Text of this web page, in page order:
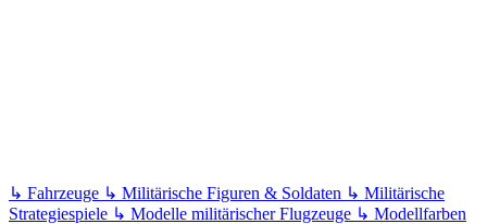
↳ Fahrzeuge ↳ Militärische Figuren & Soldaten ↳ Militärische
Strategiespiele ↳ Modelle militärischer Flugzeuge ↳ Modellfarben